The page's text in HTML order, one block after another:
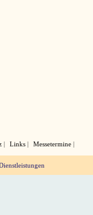
Links
Messetermine